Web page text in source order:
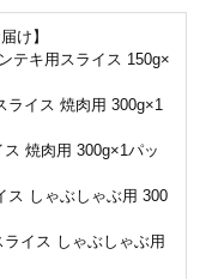
け】
テキ用スライス 150g×
ライス 焼肉用 300g×1
肉用 300g×1パッ
ス しゃぶしゃぶ用 300
ス しゃぶしゃぶ用